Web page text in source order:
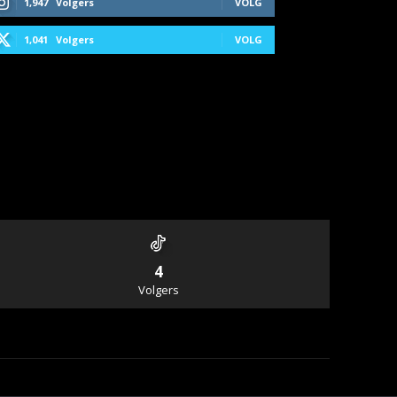
1,041 Volgers VOLG
4
Volgers